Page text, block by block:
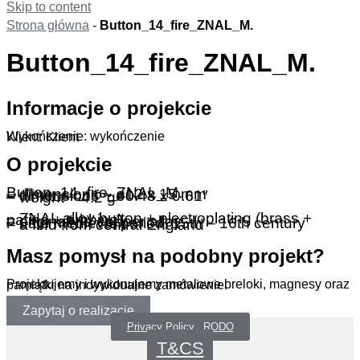
Skip to content
Strona główna - Button_14_fire_ZNAL_M.
Button_14_fire_ZNAL_M.
Informacje o projekcie
Wykończenie: wykończenie
Klient: Klient
O projekcie
Button_14_fire_ZNAL_M.
– dimensions ~ ø12 x 15 mm
– dimensions ~ ø0.48 x 0.61″
– weight ~ 4.2 g
– ZNAL alloy button + electroplating (brass + patina + rubbing)
– originally a copper alloy
– Late medieval period, 15th – 16th century
– a find from central England
Masz pomysł na podobny projekt?
Projektujemy i wykonujemy metalowe breloki, magnesy oraz pamiątki na indywidualne zamówienie.
Zapytaj o realizację
Privacy Policy _RODO
T&CS